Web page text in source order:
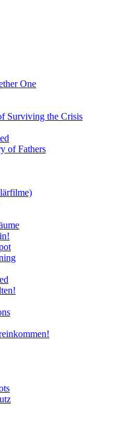
One
Surviving the Crisis
of Fathers